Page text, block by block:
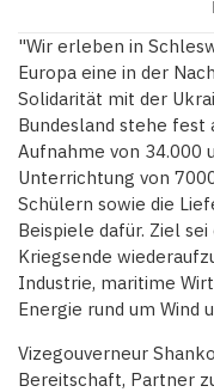
"Wir erleben in
Europa eine in der
Solidarität mit der
Bundesland stehe fest
Aufnahme von 34.000
Unterrichtung von
Schülern sowie die
Beispiele dafür. Ziel
Kriegsende
Industrie, maritime
Energie rund um Wind
Vizegouverneur
Bereitschaft, Partner